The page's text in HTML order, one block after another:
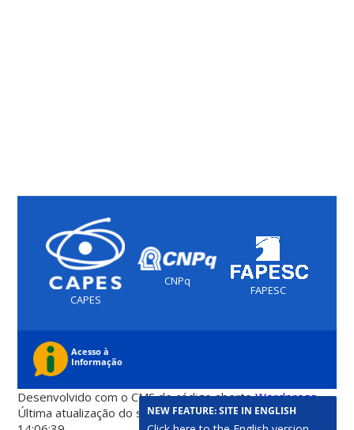
NEW FEATURE: SITE IN ENGLISH
CAPES
CNPq
FAPESC
Desenvolvido com o CMS de código abertoWordpress
Última atualização do site foi em 07 de agosto 2026 -